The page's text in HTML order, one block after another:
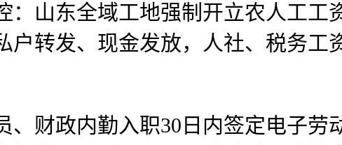
山东全域工地强制开立农人工工
户转发、现金发放，人社、税务工
财政内勤入职30日内签定电子劳